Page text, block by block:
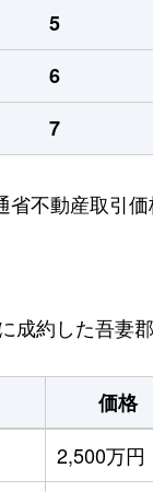
5
6
7
省不動産取引価
成約した吾妻
価格
2,500万円